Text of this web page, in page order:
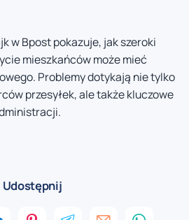
w Bpost pokazuje, jak szeroki
mieszkańców może mieć
Problemy dotykają nie tylko
przesyłek, ale także kluczowe
Udostępnij